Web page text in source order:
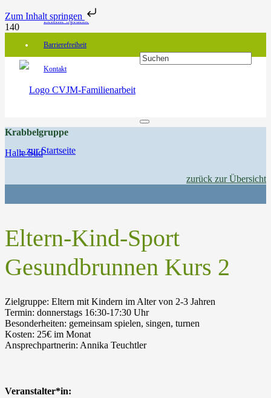
Zum Inhalt springen
Leichte Sprache
Barrierefreiheit
Kontakt
Krabbelgruppe
Halle Süd
zurück zur Übersicht
Eltern-Kind-Sport
Gesundbrunnen Kurs 2
Zielgruppe: Eltern mit Kindern im Alter von 2-3 Jahren
Termin: donnerstags 16:30-17:30 Uhr
Besonderheiten: gemeinsam spielen, singen, turnen
Kosten: 25€ im Monat
Ansprechpartnerin: Annika Teuchtler
Veranstalter*in: